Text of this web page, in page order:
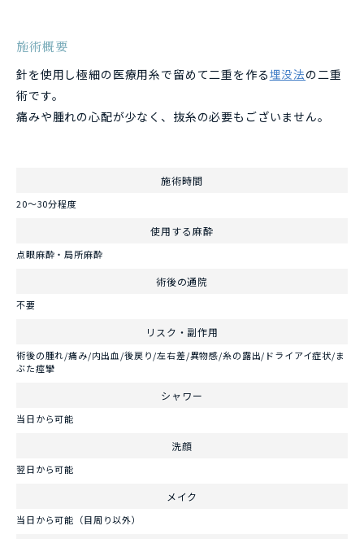
施術概要
針を使用し極細の医療用糸で留めて二重を作る埋没法の二重
術です。
痛みや腫れの心配が少なく、抜糸の必要もございません。
施術時間
20〜30分程度
使用する麻酔
点眼麻酔・局所麻酔
術後の通院
不要
リスク・副作用
術後の腫れ/痛み/内出血/後戻り/左右差/異物感/糸の露出/ドライアイ症状/ま
ぶた痙攣
シャワー
当日から可能
洗顔
翌日から可能
メイク
当日から可能（目周り以外）